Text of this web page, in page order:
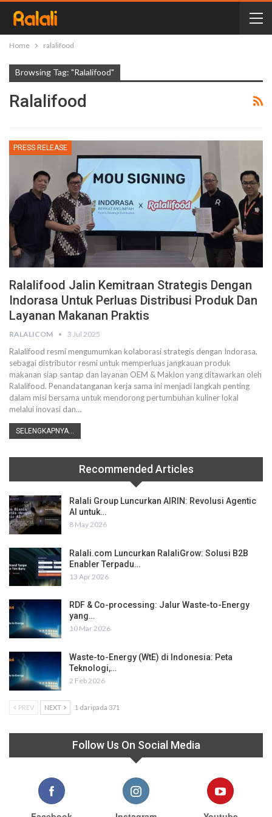
Home ralalifood
Browsing Tag: "ralalifood"
Ralalifood
PRESS RELEASE
Ralalifood Jalin Kemitraan Strategis Dengan
Indorasa Untuk Perluas Distribusi Produk Dan
Layanan Makanan Praktis
RALALICOM 3 Jul 2025
Ralalifood resmi mengumumkan kolaborasi strategis dengan Indorasa,
sebagai distributor resmi untuk memperluas jangkauan produk
makanan siap santap dan layanan OEM & Maklon yang ditawarkan oleh
Ralalifood. Penandatanganan kerja sama ini menjadi langkah penting
dalam misi bersama untuk mendorong pertumbuhan kuliner lokal
melalui inovasi dan…
SELENGKAPNYA...
Recommended Articles
Ralali Group Luncurkan AIRIN: Revolusi Agentic
AI untuk…
8 May 2026
Ralali.com Luncurkan RalaliGrow: Solusi B2B
Enabler Terpadu…
13 Apr 2026
RDF & Co-processing: Jalur Waste-to-Energy
yang…
10 Mar 2026
Waste-to-Energy (WtE) di Indonesia: Peta
Teknologi,…
2 Feb 2026
PREV NEXT 1 daripada 371
Follow Us On Social Media